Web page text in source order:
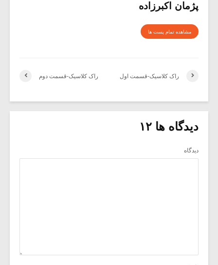
پژمان اکبرزاده
مشاهده تمام پست ها
راک کلاسیک-قسمت دوم راک کلاسیک-قسمت اول
دیدگاه ها ۱۲
دیدگاه